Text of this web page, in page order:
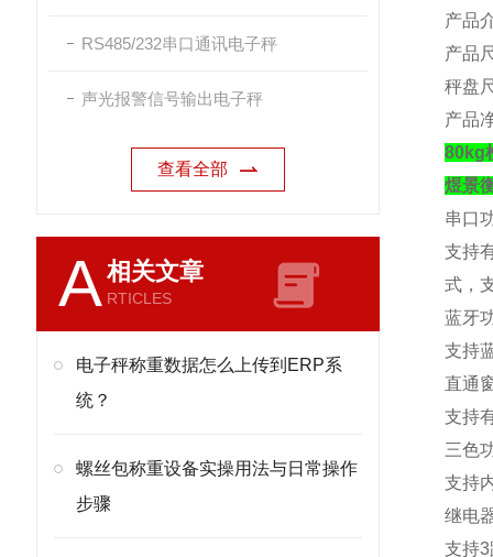
RS485/232串口通讯电子秤
声光报警信号输出电子秤
查看全部
A相关文章
RTICLES
电子秤称重数据怎么上传到ERP系
统？
螺丝包称重设备实操用法与日常操作
步骤
产品
产品
秤盘
产品
80kg
煜景
串口
支持
式，
蓝牙
支持
直通
支持
三色
支持
继电
支持3